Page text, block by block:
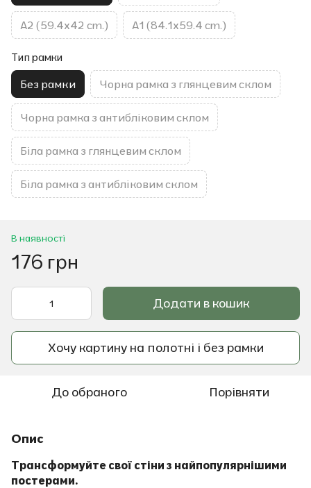
A2 (59.4x42 cm.) A1 (84.1x59.4 cm.)
Тип рамки
Без рамки Чорна рамка з глянцевим склом
Чорна рамка з антибліковим склом
Біла рамка з глянцевим склом
Біла рамка з антибліковим склом
В наявності
176 грн
Додати в кошик
Хочу картину на полотні і без рамки
До обраного Порівняти
Опис
Трансформуйте свої стіни з найпопулярнішими
постерами.